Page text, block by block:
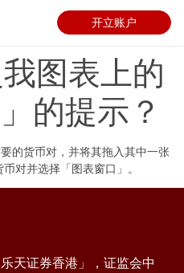
开立账户
图表上的
的提示？
的货币对，并将其拖入其中一张
对并选择「图表窗口」。
天证券香港」，证监会中